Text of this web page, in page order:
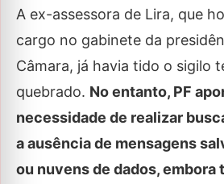
A ex-assessora de Lira, que
cargo no gabinete da
Câmara, já havia tido o sigilo
quebrado. No entanto, PF
necessidade de realizar
a ausência de mensagens
ou nuvens de dados, embora